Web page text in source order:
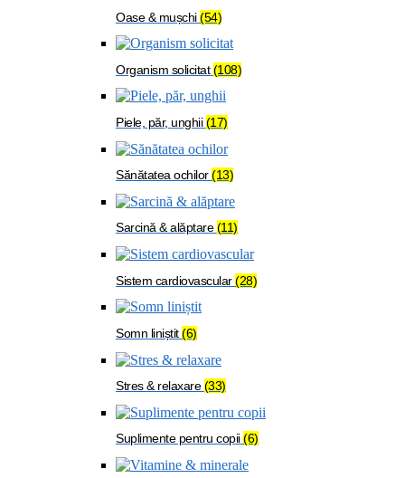
Oase & mușchi(54)
Organism solicitat(108)
Piele, păr, unghii(17)
Sănătatea ochilor(13)
Sarcină & alăptare(11)
Sistem cardiovascular(28)
Somn liniștit(6)
Stres & relaxare(33)
Suplimente pentru copii(6)